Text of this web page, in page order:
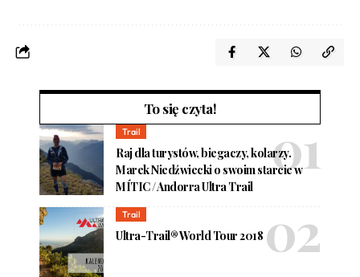
To się czyta!
Trail
Raj dla turystów, biegaczy, kolarzy.
Marek Niedźwiecki o swoim starcie w
MÍTIC / Andorra Ultra Trail
Trail
Ultra-Trail® World Tour 2018